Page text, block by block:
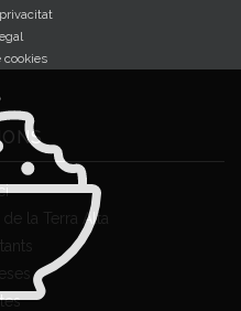
cookies
la Terra Alta